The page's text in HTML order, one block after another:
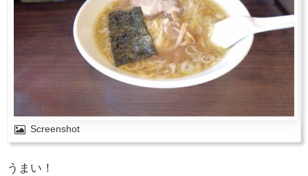
Screenshot
うまい！